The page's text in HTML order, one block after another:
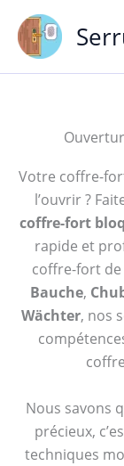
contenu
Votre coffre-
l’ouvrir ?
coffre-fort
rapide et
coffre-fort
Bauche,
Wächter, nos
Nous savons
précieux,
techniques